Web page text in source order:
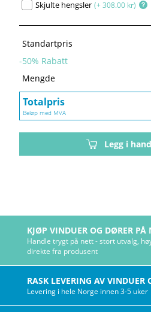
Skjulte hengsler (+ 308.00 kr)
Standartpris
-50% Rabatt
Mengde
Totalpris
Beløp med MVA
Legg i
KJØP VINDUER OG DØRER PÅ
Handle trygt på nett - stort utvalg,
direkte fra produsent
RASK LEVERING AV VINDUER
Levering i hele Norge innen 3-5 uker